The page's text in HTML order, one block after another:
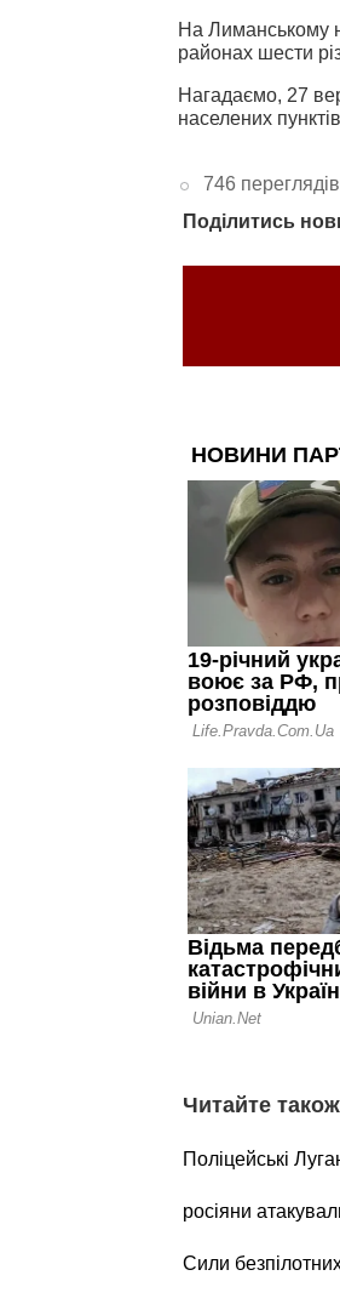
На Лиманському
районах шести
Нагадаємо, 27
населених
746 переглядів
Поділитись
Читайте
Поліцейські
росіяни
Сили